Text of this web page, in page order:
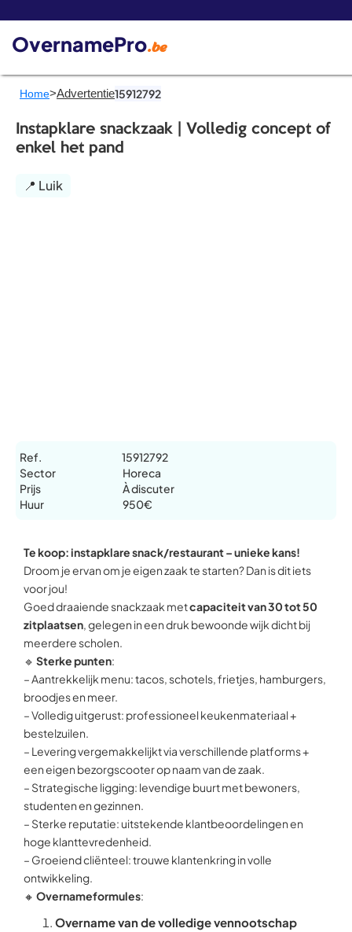
OvernamePro.be
Home>Advertentie15912792
Instapklare snackzaak | Volledig concept of
enkel het pand
📍 Luik
Ref.
Sector
Prijs
Huur
15912792
Horeca
À discuter
950€
Te koop: instapklare snack/restaurant – unieke kans!
Droom je ervan om je eigen zaak te starten? Dan is dit iets
voor jou!
Goed draaiende snackzaak metcapaciteit van 30 tot 50
zitplaatsen, gelegen in een druk bewoonde wijk dicht bij
meerdere scholen.
🔹 Sterke punten:
– Aantrekkelijk menu: tacos, schotels, frietjes, hamburgers,
broodjes en meer.
– Volledig uitgerust: professioneel keukenmateriaal +
bestelzuilen.
– Levering vergemakkelijkt via verschillende platforms +
een eigen bezorgscooter op naam van de zaak.
– Strategische ligging: levendige buurt met bewoners,
studenten en gezinnen.
– Sterke reputatie: uitstekende klantbeoordelingen en
hoge klanttevredenheid.
– Groeiend cliënteel: trouwe klantenkring in volle
ontwikkeling.
🔸 Overnameformules:
Overname van de volledige vennootschap